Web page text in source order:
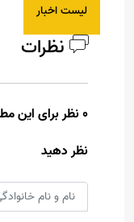
لیست اخبار
نظرات
0 نظر برای این مطلب وجود دارد
نظر دهید